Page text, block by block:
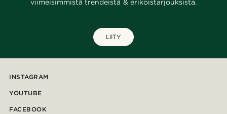
viimeisimmistä trendeistä & erikoistarjouksista.
LIITY
INSTAGRAM
YOUTUBE
FACEBOOK